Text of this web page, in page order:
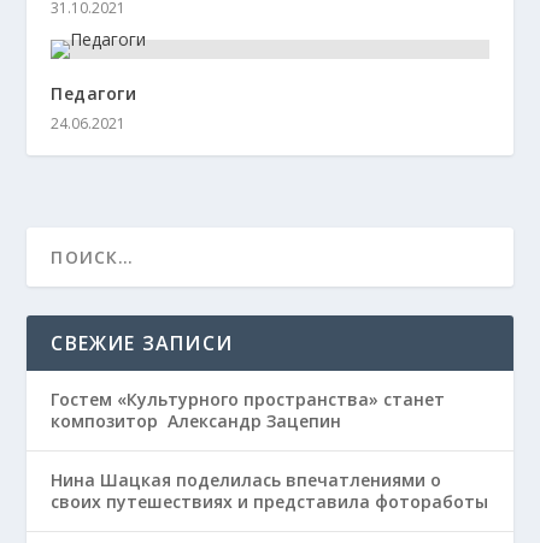
31.10.2021
Педагоги
24.06.2021
СВЕЖИЕ ЗАПИСИ
Гостем «Культурного пространства» станет
композитор Александр Зацепин
Нина Шацкая поделилась впечатлениями о
своих путешествиях и представила фотоработы